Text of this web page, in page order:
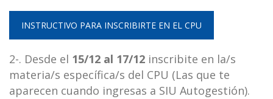
INSTRUCTIVO PARA INSCRIBIRTE EN EL CPU
2-. Desde el 15/12 al 17/12 inscribite en la/s
materia/s específica/s del CPU (Las que te
aparecen cuando ingresas a SIU Autogestión).